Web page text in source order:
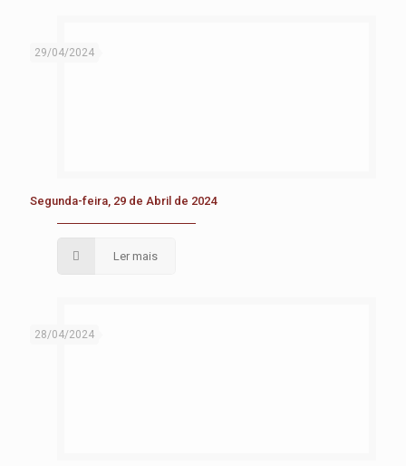
29/04/2024
Segunda-feira, 29 de Abril de 2024
Ler mais
28/04/2024